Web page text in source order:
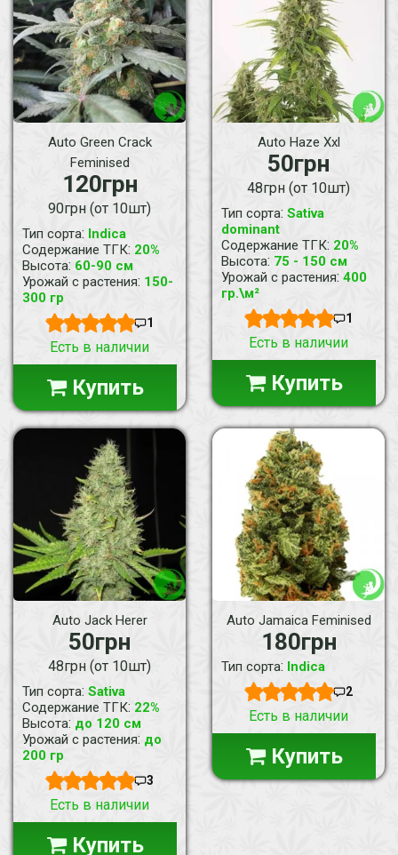
Auto Green Crack
Feminised
120грн
90грн (от 10шт)
Тип сорта: Indica
Содержание ТГК: 20%
Высота: 60-90 см
Урожай с растения: 150-
300 гр
1
Есть в наличии
Купить
Auto Haze Xxl
50грн
48грн (от 10шт)
Тип сорта: Sativa
dominant
Содержание ТГК: 20%
Высота: 75 - 150 см
Урожай с растения: 400
гр.\м²
1
Есть в наличии
Купить
Auto Jack Herer
50грн
48грн (от 10шт)
Тип сорта: Sativa
Содержание ТГК: 22%
Высота: до 120 см
Урожай с растения: до
200 гр
3
Есть в наличии
Купить
Auto Jamaica Feminised
180грн
Тип сорта: Indica
2
Есть в наличии
Купить